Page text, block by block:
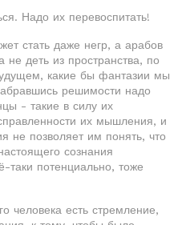
Надо их перевоспитать!
стать даже негр, а арабов
не деть из пространства, по
какие бы фантазии мы
решимости надо
- такие в силу их
их мышления, и
не позволяет им понять, что
сознания
таки потенциально, тоже
человека есть стремление,